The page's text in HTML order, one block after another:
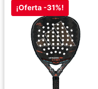
¡Oferta -31%!